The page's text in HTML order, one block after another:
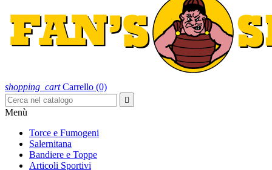
shopping_cart Carrello (0)

Menù
Torce e Fumogeni
Salernitana
Bandiere e Toppe
Articoli Sportivi